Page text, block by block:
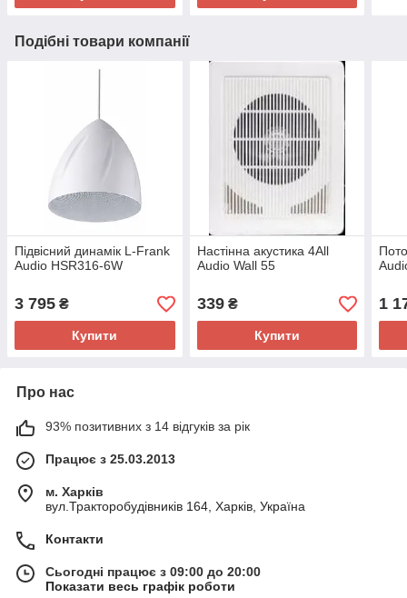
Подібні товари компанії
Підвісний динамік L-Frank
Audio HSR316-6W
3 795 ₴
Купити
Настінна акустика 4All
Audio Wall 55
339₴
Купити
1
Про нас
93% позитивних з 14 відгуків за рік
Працює з 25.03.2013
м. Харків
вул.Тракторобудівників 164, Харків, Україна
Контакти
Сьогодні працює з 09:00 до 20:00
Показати весь графік роботи